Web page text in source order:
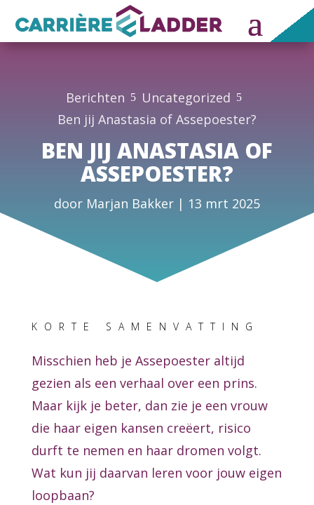
Berichten 5 Uncategorized 5
Ben jij Anastasia of Assepoester?
BEN JIJ ANASTASIA OF
ASSEPOESTER?
door Marjan Bakker| 13 mrt 2025
KORTE SAMENVATTING
Misschien heb je Assepoester altijd
gezien als een verhaal over een prins.
Maar kijk je beter, dan zie je een vrouw
die haar eigen kansen creëert, risico
durft te nemen en haar dromen volgt.
Wat kun jij daarvan leren voor jouw eigen
loopbaan?